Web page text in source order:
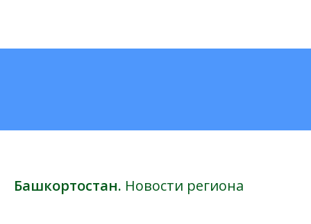
Башкортостан. Новости региона